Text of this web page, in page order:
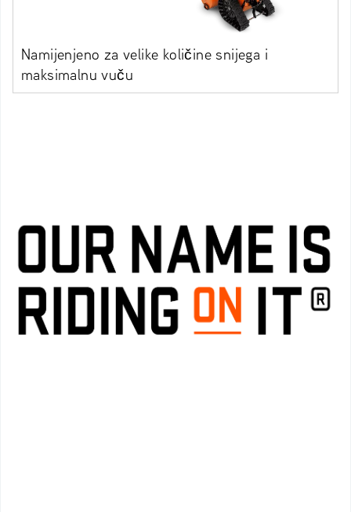
Namijenjeno za velike količine snijega i
maksimalnu vuču